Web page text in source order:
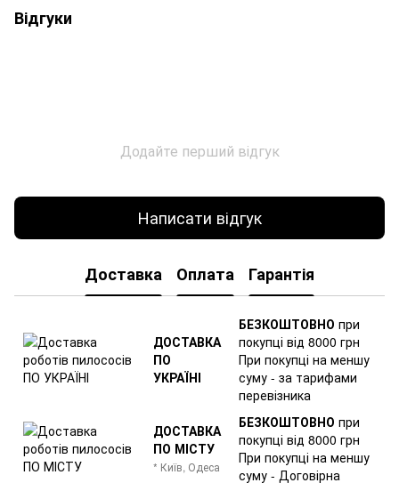
Відгуки
Додайте перший відгук
Написати відгук
Доставка Оплата Гарантія
ДОСТАВКА
ПО
УКРАЇНІ
БЕЗКОШТОВНО при
покупці від 8000 грн
При покупці на меншу
суму - за тарифами
перевізника
ДОСТАВКА
ПО МІСТУ
* Київ, Одеса
БЕЗКОШТОВНО при
покупці від 8000 грн
При покупці на меншу
суму - Договірна